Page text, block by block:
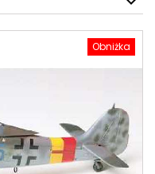
Obniżka